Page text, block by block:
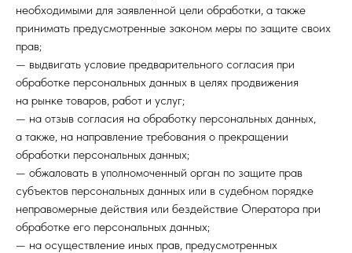
необходимыми для заявленной цели обработки, а также
принимать предусмотренные законом меры по защите своих
прав;
— выдвигать условие предварительного согласия при
обработке персональных данных в целях продвижения
на рынке товаров, работ и услуг;
— на отзыв согласия на обработку персональных данных,
а также, на направление требования о прекращении
обработки персональных данных;
— обжаловать в уполномоченный орган по защите прав
субъектов персональных данных или в судебном порядке
неправомерные действия или бездействие Оператора при
обработке его персональных данных;
— на осуществление иных прав, предусмотренных